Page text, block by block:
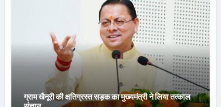
ग्राम खैनूरी की क्षतिग्रस्त सड़क का मुख्यमंत्री ने लिया तत्काल